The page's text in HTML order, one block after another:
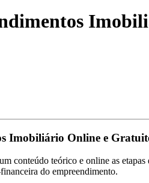
Imobiliário Online e
conteúdo teórico e online as
do empreendimento.